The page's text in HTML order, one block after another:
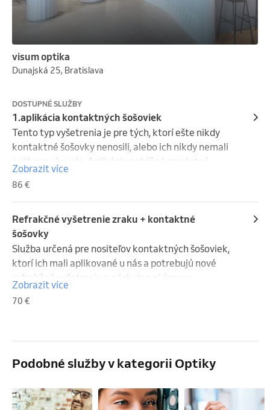
visum optika
Dunajská 25, Bratislava
DOSTUPNÉ SLUŽBY
1.aplikácia kontaktných šošoviek
Tento typ vyšetrenia je pre tých, ktorí ešte nikdy
kontaktné šošovky nenosili, alebo ich nikdy nemali
aplikované u nás. Aplikácia zahŕňa kompletné
refrakčné vyšetrenie, kontrola predného segmentu
oka, zistenie parametrov rohovky, zaučenie.
Zobrazit více
86 €
Refrakčné vyšetrenie zraku + kontaktné
šošovky
Služba určená pre nositeľov kontaktných šošoviek,
ktorí ich mali aplikované u nás a potrebujú nové
refrakčné vyšetrenie a následne aj úpravu
kontaktných šošoviek. Na vyšetrenie je potrebné
prísť bez šošoviek.
Zobrazit více
70 €
Podobné služby v kategorii Optiky